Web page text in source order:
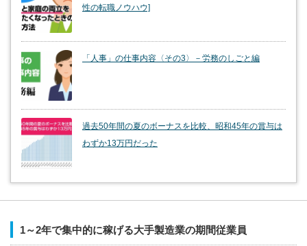
性の転職ノウハウ]
「人事」の仕事内容〈その3〉－労務のしごと編
過去50年間の夏のボーナスを比較、昭和45年の賞与は
わずか13万円だった
1～2年で集中的に稼げる大手製造業の期間従業員